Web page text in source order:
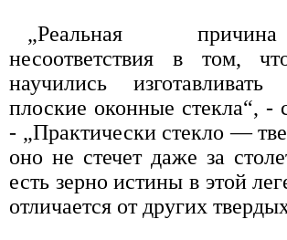
„Реальная
несоответствия в том,
научились изготавливать
плоские оконные стекла“, -
- „Практически стекло —
оно не стечет даже за
есть зерно истины в этой
отличается от других